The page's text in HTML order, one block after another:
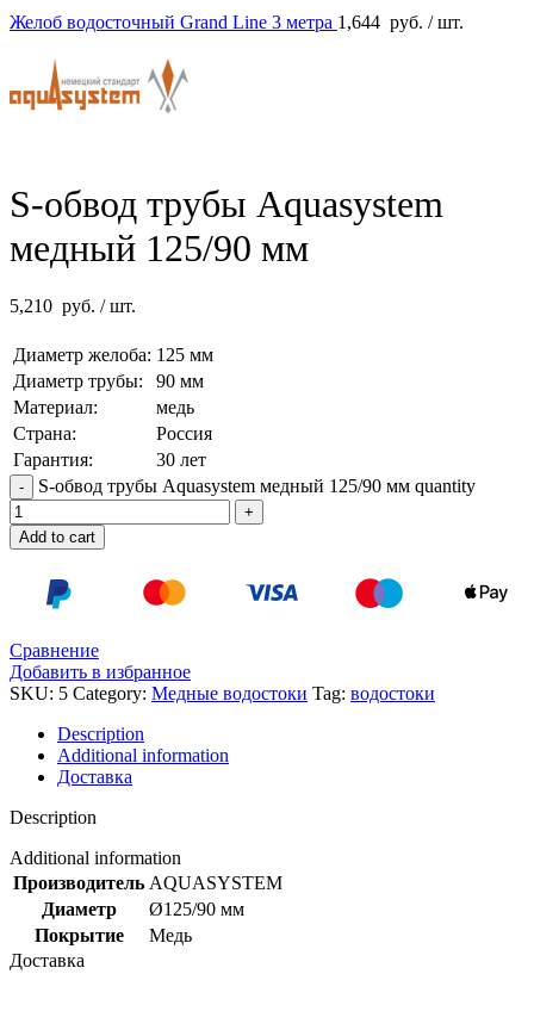
Желоб водосточный Grand Line 3 метра 1,644 руб. / шт.
S-обвод трубы Aquasystem
медный 125/90 мм
5,210 руб. / шт.
Диаметр желоба: 125 мм
Диаметр трубы:
90 мм
Материал:
медь
Страна:
Россия
Гарантия:
30 лет
S-обвод трубы Aquasystem медный 125/90 мм quantity
Add to cart
Сравнение
Добавить в избранное
SKU: 5 Category: Медные водостоки Tag: водостоки
Description
Additional information
Доставка
Description
Additional information
Производитель AQUASYSTEM
Диаметр
Ø125/90 мм
Покрытие
Медь
Доставка